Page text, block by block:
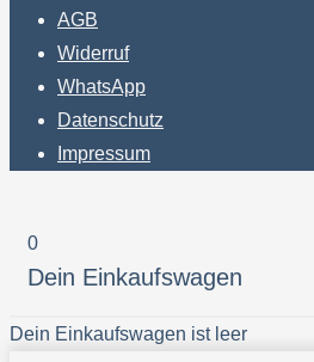
AGB
Widerruf
WhatsApp
Datenschutz
Impressum
0
Dein Einkaufswagen
Dein Einkaufswagen ist leer